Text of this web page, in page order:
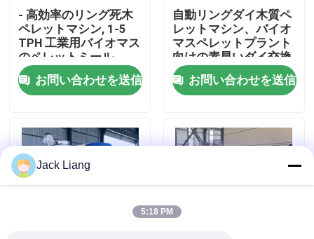
会社案内
品質管理
お問い合わせ
見積依頼
餌の製造所機械
- 高効率のリング死木
ペレットマシン, 1-5
TPH 工業用バイオマス
のペレットミール
お問い合わせを送信
自動リングダイ木質ペ
レットマシン、バイオ
マスペレットプラント
向けの素早いダイ交換
と低エネルギー消費
お問い合わせを送信
Jack Liang
5:18 PM